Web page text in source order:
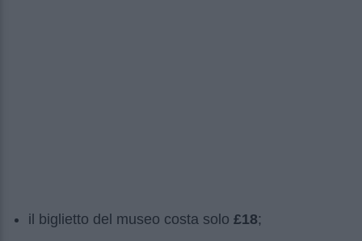
il biglietto del museo costa solo £18;